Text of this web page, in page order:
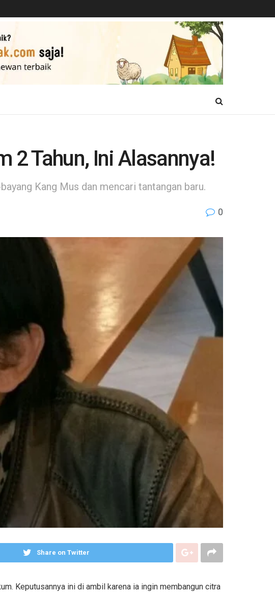
2 Tahun, Ini Alasannya!
Kang Mus dan mencari tantangan baru.
0
Share on Twitter
Keputusannya ini di ambil karena ia ingin membangun citra